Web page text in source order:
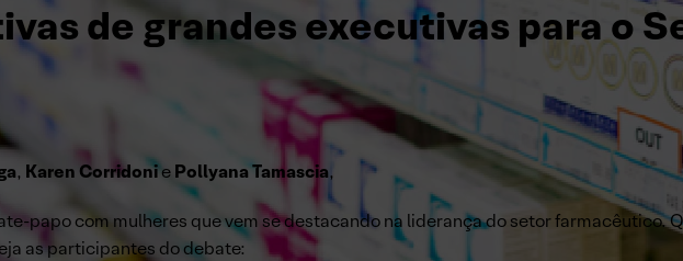
de grandes executivas para o
, Karen CorridoniePollyana Tamascia,
papo com mulheres que vem se destacando na liderança do setor farmacêutico.
as participantes do debate: